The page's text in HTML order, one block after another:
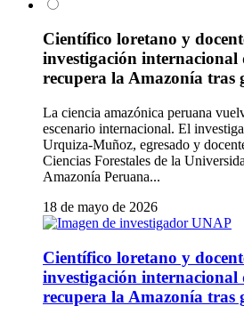
Científico loretano y
investigación internacional
recupera la Amazonía tras
La ciencia amazónica peruana
escenario internacional. El
Urquiza-Muñoz, egresado y
Ciencias Forestales de la
Amazonía Peruana...
18 de mayo de 2026
Científico loretano y
investigación internacional
recupera la Amazonía tras